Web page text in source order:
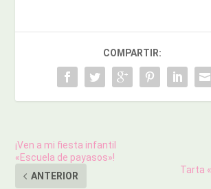
COMPARTIR:
¡Ven a mi fiesta infantil
«Escuela de payasos»!
ANTERIOR
Tarta